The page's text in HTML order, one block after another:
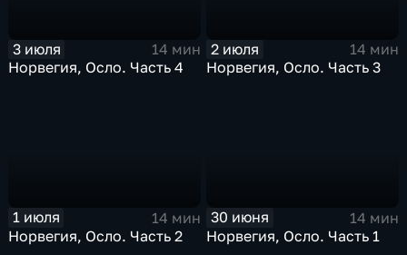
3 июля
14 мин
Норвегия, Осло. Часть 4
2 июля
14 мин
Норвегия, Осло. Часть 3
1 июля
14 мин
Норвегия, Осло. Часть 2
30 июня
14 мин
Норвегия, Осло. Часть 1